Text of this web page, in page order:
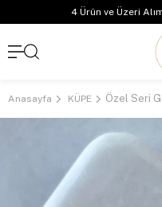
4 Ürün ve Üzeri
Anasayfa KÜPE Özel Seri